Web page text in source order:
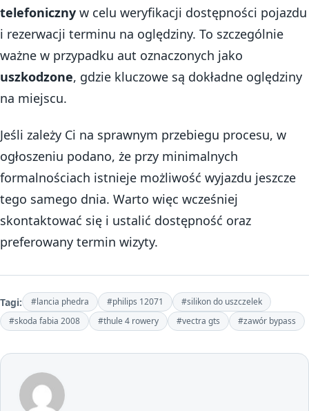
telefoniczny w celu weryfikacji dostępności pojazdu
i rezerwacji terminu na oględziny. To szczególnie
ważne w przypadku aut oznaczonych jako
uszkodzone, gdzie kluczowe są dokładne oględziny
na miejscu.
Jeśli zależy Ci na sprawnym przebiegu procesu, w
ogłoszeniu podano, że przy minimalnych
formalnościach istnieje możliwość wyjazdu jeszcze
tego samego dnia. Warto więc wcześniej
skontaktować się i ustalić dostępność oraz
preferowany termin wizyty.
Tagi: #lancia phedra #philips 12071
#silikon do uszczelek
#skoda fabia 2008
#thule 4 rowery #vectra gts #zawór bypass